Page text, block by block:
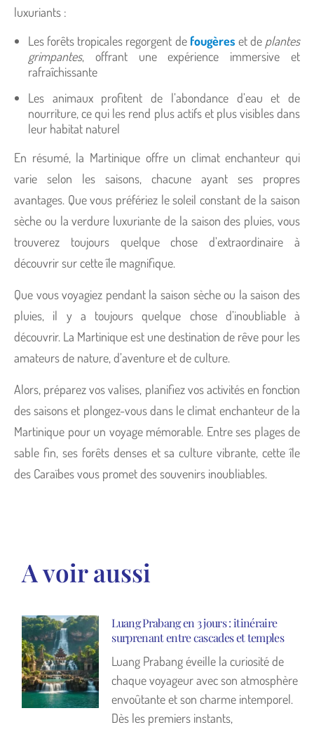
luxuriants :
Les forêts tropicales regorgent de fougères et de plantes
grimpantes, offrant une expérience immersive et
rafraîchissante
Les animaux profitent de l’abondance d’eau et de
nourriture, ce qui les rend plus actifs et plus visibles dans
leur habitat naturel
En résumé, la Martinique offre un climat enchanteur qui
varie selon les saisons, chacune ayant ses propres
avantages. Que vous préfériez le soleil constant de la saison
sèche ou la verdure luxuriante de la saison des pluies, vous
trouverez toujours quelque chose d’extraordinaire à
découvrir sur cette île magnifique.
Que vous voyagiez pendant la saison sèche ou la saison des
pluies, il y a toujours quelque chose d’inoubliable à
découvrir. La Martinique est une destination de rêve pour les
amateurs de nature, d’aventure et de culture.
Alors, préparez vos valises, planifiez vos activités en fonction
des saisons et plongez-vous dans le climat enchanteur de la
Martinique pour un voyage mémorable. Entre ses plages de
sable fin, ses forêts denses et sa culture vibrante, cette île
des Caraïbes vous promet des souvenirs inoubliables.
A voir aussi
Luang Prabang en 3 jours : itinéraire
surprenant entre cascades et temples
Luang Prabang éveille la curiosité de
chaque voyageur avec son atmosphère
envoûtante et son charme intemporel.
Dès les premiers instants,